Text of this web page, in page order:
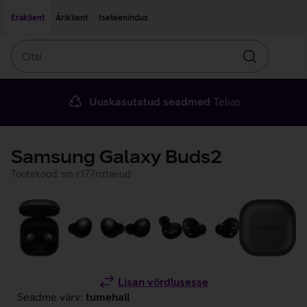
Eraklient
Äriklient Iseteenindus
Otsin
Uuskasutatud seadmed Telias
Samsung Galaxy Buds2
Tootekood: sm-r177nztaeud
Lisan võrdlusesse
Seadme värv: tumehall